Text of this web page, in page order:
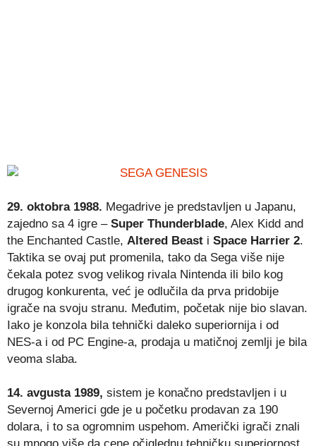
29. oktobra 1988. Megadrive je predstavljen u Japanu,
zajedno sa 4 igre – Super Thunderblade, Alex Kidd and
the Enchanted Castle, Altered Beast i Space Harrier 2.
Taktika se ovaj put promenila, tako da Sega više nije
čekala potez svog velikog rivala Nintenda ili bilo kog
drugog konkurenta, već je odlučila da prva pridobije
igrače na svoju stranu. Međutim, početak nije bio slavan.
Iako je konzola bila tehnički daleko superiornija i od
NES-a i od PC Engine-a, prodaja u matičnoj zemlji je bila
veoma slaba.
14. avgusta 1989, sistem je konačno predstavljen i u
Severnoj Americi gde je u početku prodavan za 190
dolara, i to sa ogromnim uspehom. Američki igrači znali